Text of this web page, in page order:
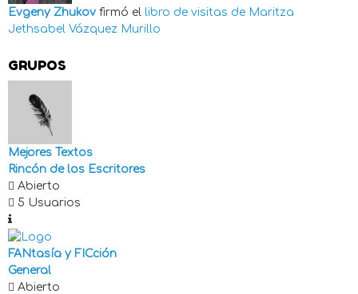
Evgeny Zhukov firmó el libro de visitas de Maritza
Jethsabel Vázquez Murillo
GRUPOS
Mejores Textos
Rincón de los Escritores
Abierto
5 Usuarios
FANtasía y FICción
General
Abierto